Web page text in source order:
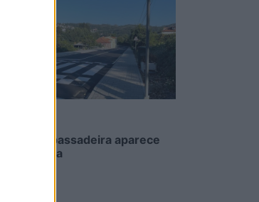
Quando a passadeira aparece
como lomba